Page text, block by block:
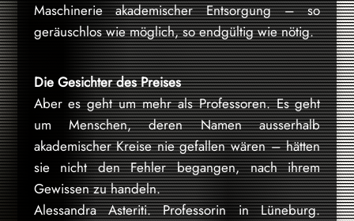
Maschinerie akademischer Entsorgung – so
geräuschlos wie möglich, so endgültig wie nötig.
Die Gesichter des Preises
Aber es geht um mehr als Professoren. Es geht
um Menschen, deren Namen ausserhalb
akademischer Kreise nie gefallen wären – hätten
sie nicht den Fehler begangen, nach ihrem
Gewissen zu handeln.
Alessandra Asteriti. Professorin in Lüneburg.